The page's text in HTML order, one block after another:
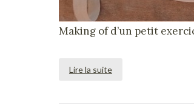
Making of d’un petit
Lire la suite